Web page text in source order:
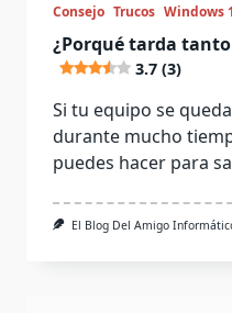
Consejo Trucos Windows
¿Porqué tarda
3.7 (3)
Si tu equipo se
durante mucho
puedes hacer para
El Blog Del Amigo